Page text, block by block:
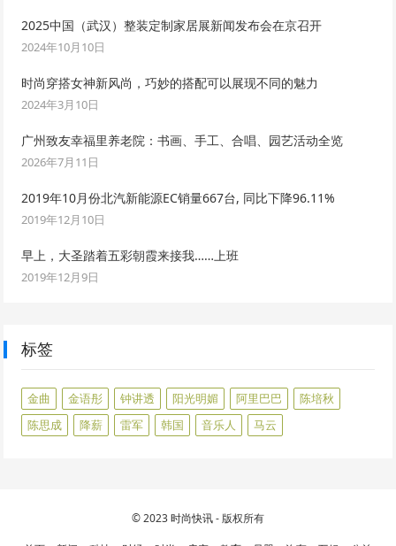
2025中国（武汉）整装定制家居展新闻发布会在京召开
2024年10月10日
时尚穿搭女神新风尚，巧妙的搭配可以展现不同的魅力
2024年3月10日
广州致友幸福里养老院：书画、手工、合唱、园艺活动全览
2026年7月11日
2019年10月份北汽新能源EC销量667台, 同比下降96.11%
2019年12月10日
早上，大圣踏着五彩朝霞来接我……上班
2019年12月9日
标签
金曲 金语彤 钟讲透 阳光明媚 阿里巴巴
陈培秋
陈思成
降薪 雷军 韩国 音乐人 马云
© 2023时尚快讯- 版权所有